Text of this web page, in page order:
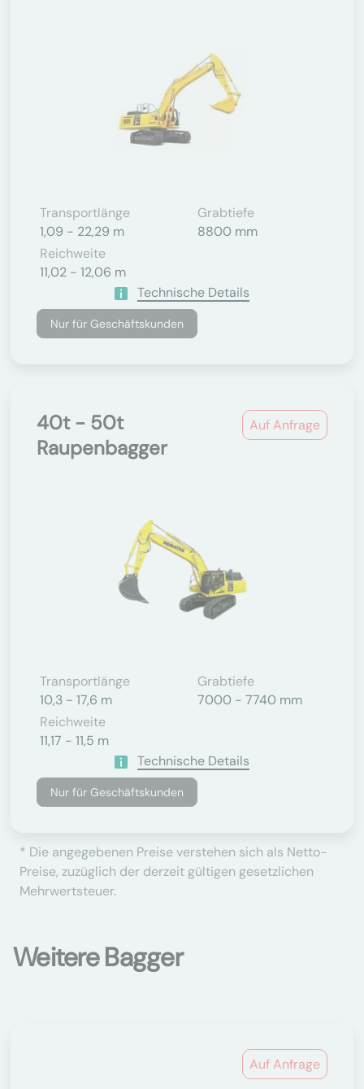
Transportlänge
1,09 - 22,29 m
Grabtiefe
8800 mm
Reichweite
11,02 - 12,06 m
Technische Details
Nur für Geschäftskunden
Auf Anfrage
40t - 50t
Raupenbagger
Transportlänge
10,3 - 17,6 m
Grabtiefe
7000 - 7740 mm
Reichweite
11,17 - 11,5 m
Technische Details
Nur für Geschäftskunden
* Die angegebenen Preise verstehen sich als Netto-
Preise, zuzüglich der derzeit gültigen gesetzlichen
Mehrwertsteuer.
Weitere Bagger
Auf Anfrage